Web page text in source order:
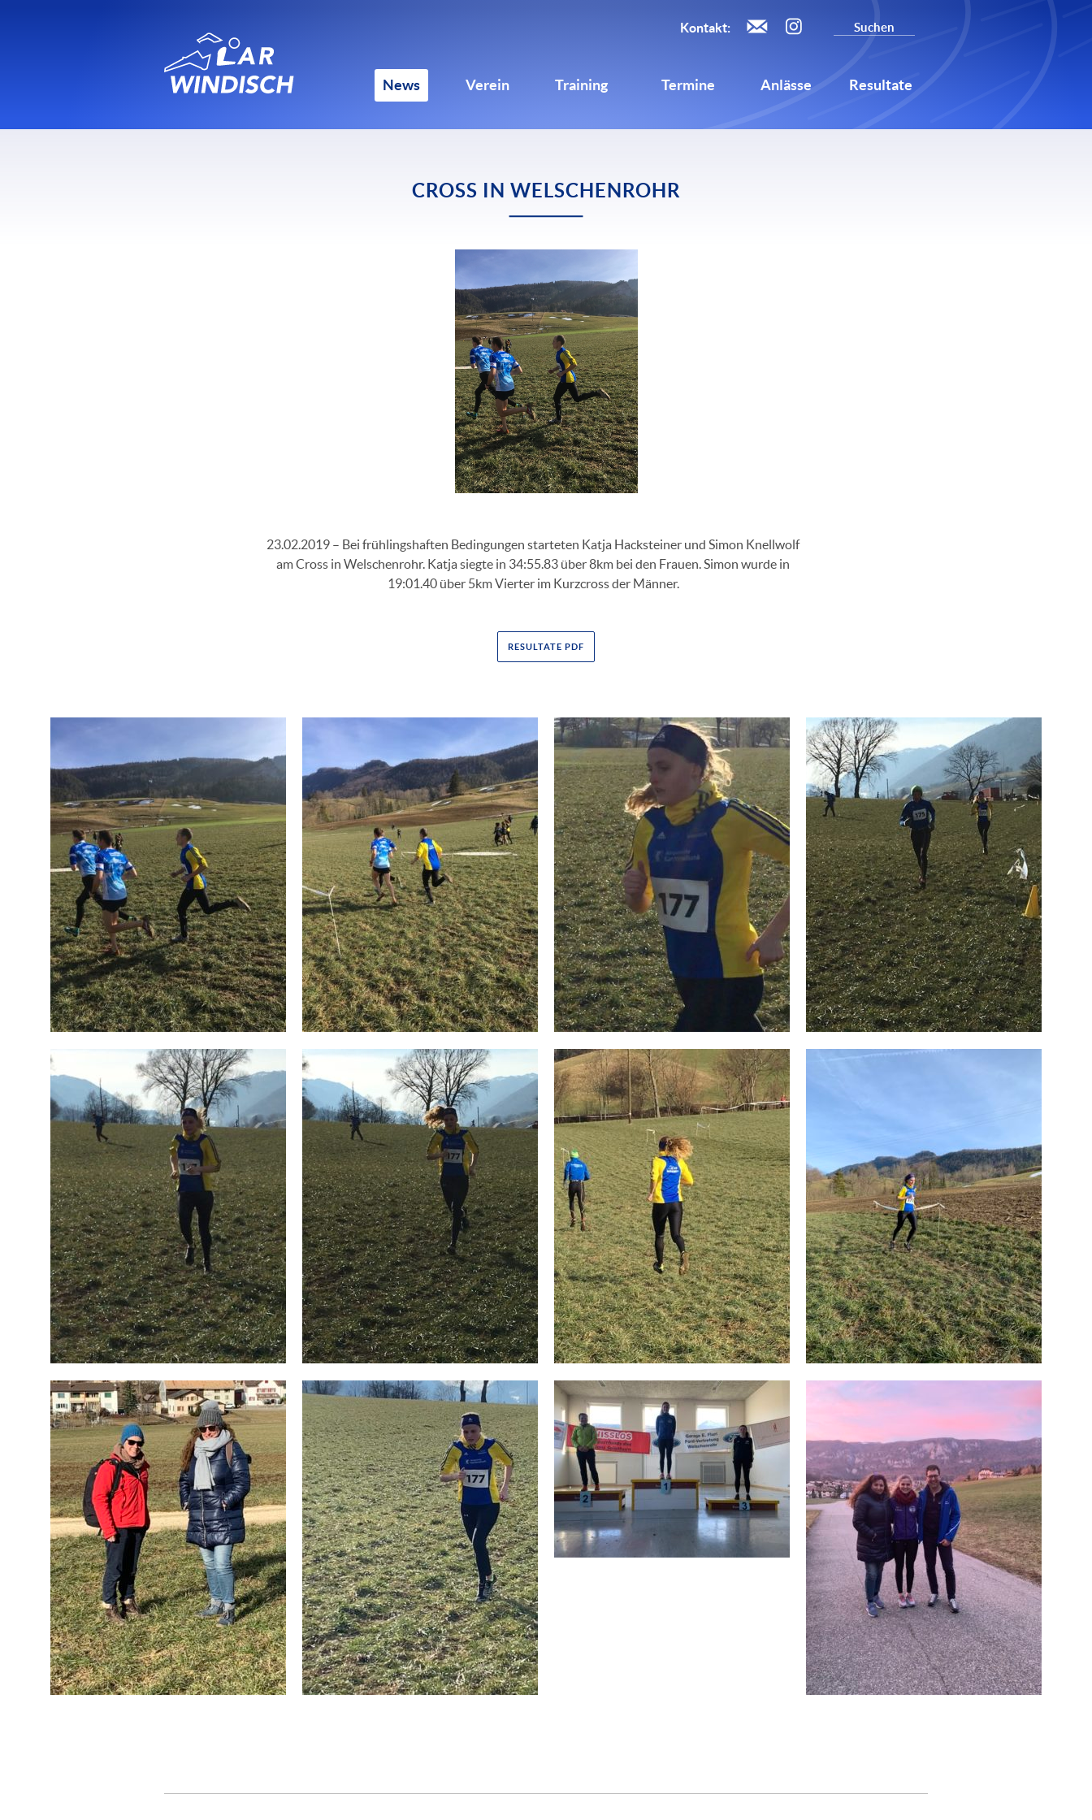
News Verein Training Termine Anlässe Resultate
Kontakt:
CROSS IN WELSCHENROHR
23.02.2019 – Bei frühlingshaften Bedingungen starteten Katja Hacksteiner und Simon Knellwolf
am Cross in Welschenrohr. Katja siegte in 34:55.83 über 8km bei den Frauen. Simon wurde in
19:01.40 über 5km Vierter im Kurzcross der Männer.
RESULTATE PDF